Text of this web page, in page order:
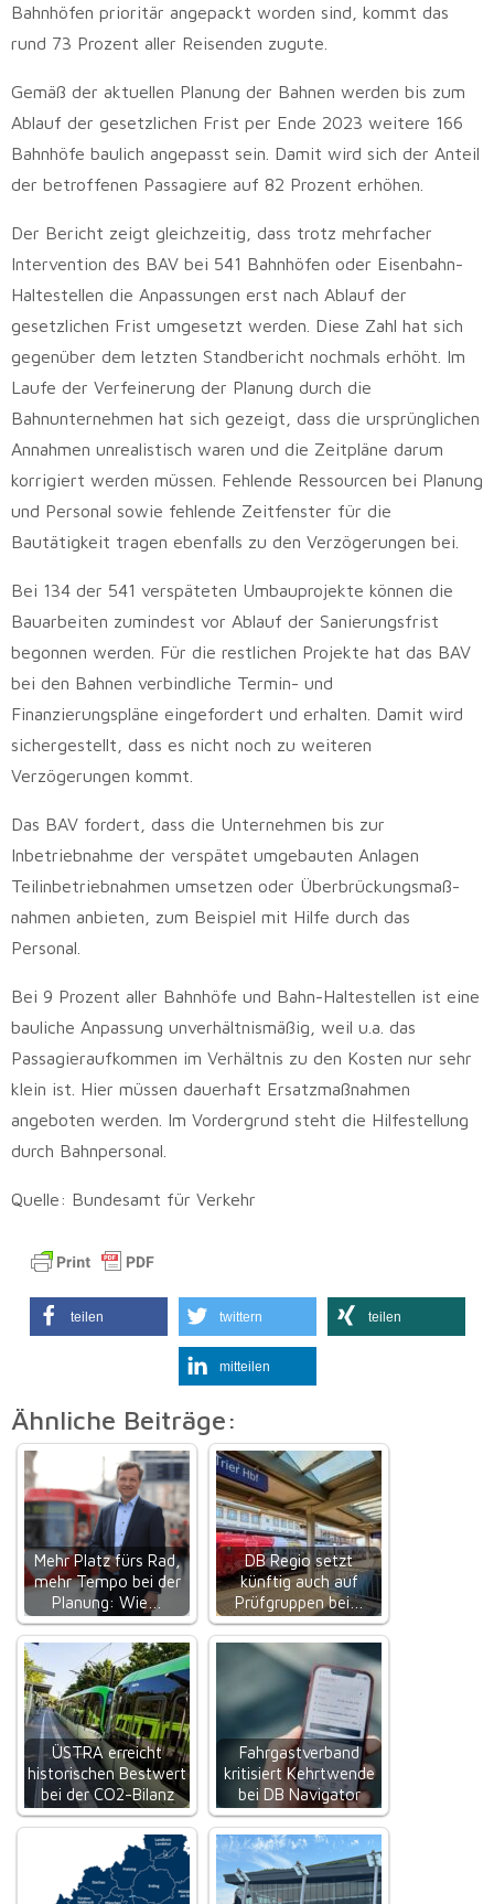
Bahnhöfen prioritär angepackt worden sind, kommt das
rund 73 Prozent aller Reisenden zugute.
Gemäß der aktuellen Planung der Bahnen werden bis zum
Ablauf der gesetzlichen Frist per Ende 2023 weitere 166
Bahnhöfe baulich angepasst sein. Damit wird sich der Anteil
der betroffenen Passagiere auf 82 Prozent erhöhen.
Der Bericht zeigt gleichzeitig, dass trotz mehrfacher
Intervention des BAV bei 541 Bahnhöfen oder Eisenbahn-
Haltestellen die Anpassungen erst nach Ablauf der
gesetzlichen Frist umgesetzt werden. Diese Zahl hat sich
gegenüber dem letzten Standbericht nochmals erhöht. Im
Laufe der Verfeinerung der Planung durch die
Bahnunternehmen hat sich gezeigt, dass die ursprünglichen
Annahmen unrealistisch waren und die Zeitpläne darum
korrigiert werden müssen. Fehlende Ressourcen bei Planung
und Personal sowie fehlende Zeitfenster für die
Bautätigkeit tragen ebenfalls zu den Verzögerungen bei.
Bei 134 der 541 verspäteten Umbauprojekte können die
Bauarbeiten zumindest vor Ablauf der Sanierungsfrist
begonnen werden. Für die restlichen Projekte hat das BAV
bei den Bahnen verbindliche Termin- und
Finanzierungspläne eingefordert und erhalten. Damit wird
sichergestellt, dass es nicht noch zu weiteren
Verzögerungen kommt.
Das BAV fordert, dass die Unternehmen bis zur
Inbetriebnahme der verspätet umgebauten Anlagen
Teilinbetriebnahmen umsetzen oder Überbrückungs­maß­
nahmen anbieten, zum Beispiel mit Hilfe durch das
Personal.
Bei 9 Prozent aller Bahnhöfe und Bahn-Haltestellen ist eine
bauliche Anpassung unverhältnismäßig, weil u.a. das
Passagieraufkommen im Verhältnis zu den Kosten nur sehr
klein ist. Hier müssen dauerhaft Ersatzmaßnahmen
angeboten werden. Im Vordergrund steht die Hilfestellung
durch Bahnpersonal.
Quelle: Bundesamt für Verkehr
teilen twittern teilen
mitteilen
Ähnliche Beiträge:
Mehr Platz fürs Rad,
mehr Tempo bei der
Planung: Wie…
DB Regio setzt
künftig auch auf
Prüfgruppen bei…
ÜSTRA erreicht
historischen Bestwert
bei der CO2-Bilanz
Fahrgastverband
kritisiert Kehrtwende
bei DB Navigator